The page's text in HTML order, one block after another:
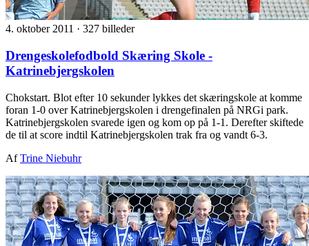
4. oktober 2011 · 327 billeder
Drengeskolefodbold Skæring Skole -
Katrinebjergskolen
Chokstart. Blot efter 10 sekunder lykkes det skæringskole at komme
foran 1-0 over Katrinebjergskolen i drengefinalen på NRGi park.
Katrinebjergskolen svarede igen og kom op på 1-1. Derefter skiftede
de til at score indtil Katrinebjergskolen trak fra og vandt 6-3.
AfTrine Niebuhr